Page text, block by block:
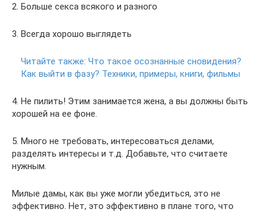
2. Больше секса всякого и разного
3. Всегда хорошо выглядеть
Читайте также: Что такое осознанные сновидения?
Как выйти в фазу? Техники, примеры, книги, фильмы
4. Не пилить! Этим занимается жена, а вы должны быть
хорошей на ее фоне.
5. Много не требовать, интересоваться делами,
разделять интересы и т.д. Добавьте, что считаете
нужным.
Милые дамы, как вы уже могли убедиться, это не
эффективно. Нет, это эффективно в плане того, что